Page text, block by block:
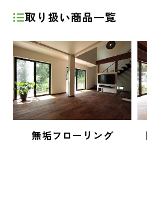
取り扱い商品一覧
無垢フローリング